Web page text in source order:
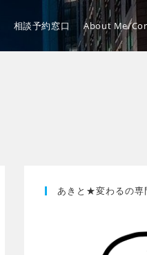
相談予約窓口 About Me/
あきと★変わるの